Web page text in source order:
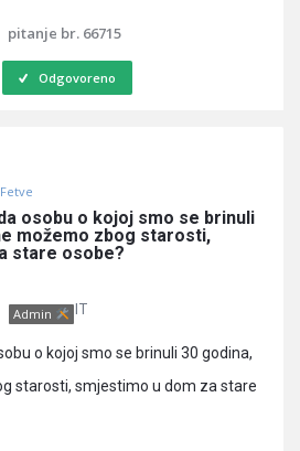
pitanje br. 66715
Odgovoreno
osobu o kojoj smo se brinuli
možemo zbog starosti,
stare osobe?
Admin IT
o kojoj smo se brinuli 30 godina,
starosti, smjestimo u dom za stare